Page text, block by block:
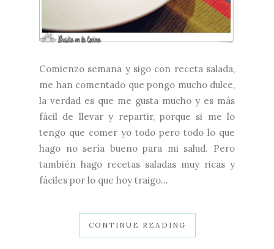
Comienzo semana y sigo con receta salada,
me han comentado que pongo mucho dulce,
la verdad es que me gusta mucho y es más
fácil de llevar y repartir, porque si me lo
tengo que comer yo todo pero todo lo que
hago no sería bueno para mi salud. Pero
también hago recetas saladas muy ricas y
fáciles por lo que hoy traigo...
CONTINUE READING